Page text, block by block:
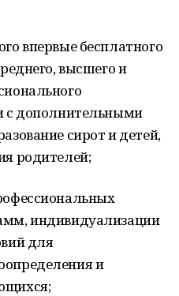
впервые бесплатного
высшего и
с дополнительными
сирот и детей,
родителей;
индивидуализации
для
и